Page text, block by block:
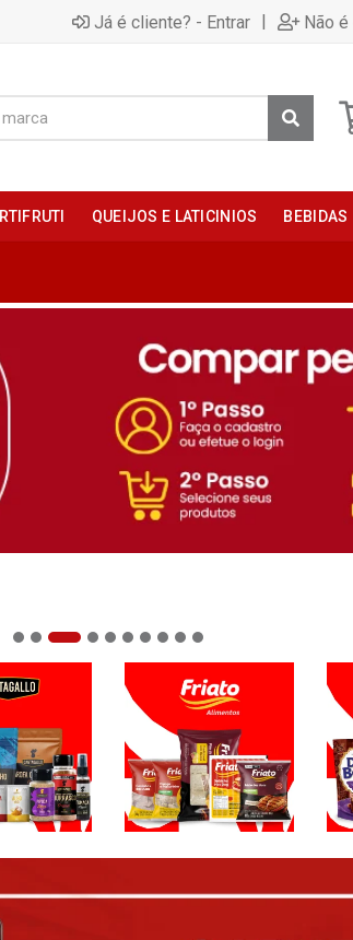
Já é cliente? - Entrar | Não
QUEIJOS E LATICINIOS BEBIDAS